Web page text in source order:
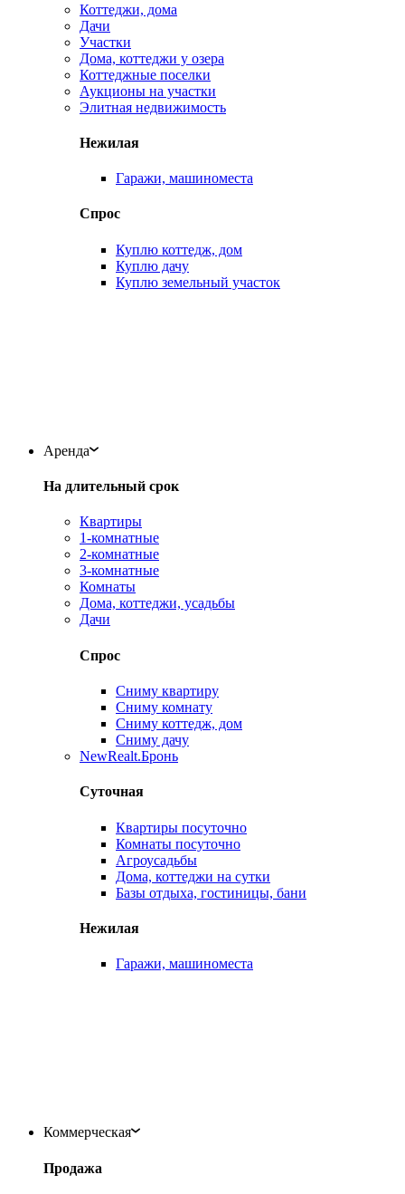
Коттеджи, дома
Дачи
Участки
Дома, коттеджи у озера
Коттеджные поселки
Аукционы на участки
Элитная недвижимость
Нежилая
Гаражи, машиноместа
Спрос
Куплю коттедж, дом
Куплю дачу
Куплю земельный участок
Аренда
На длительный срок
Квартиры
1-комнатные
2-комнатные
3-комнатные
Комнаты
Дома, коттеджи, усадьбы
Дачи
Спрос
Сниму квартиру
Сниму комнату
Сниму коттедж, дом
Сниму дачу
NewRealt.Бронь
Суточная
Квартиры посуточно
Комнаты посуточно
Агроусадьбы
Дома, коттеджи на сутки
Базы отдыха, гостиницы, бани
Нежилая
Гаражи, машиноместа
Коммерческая
Продажа